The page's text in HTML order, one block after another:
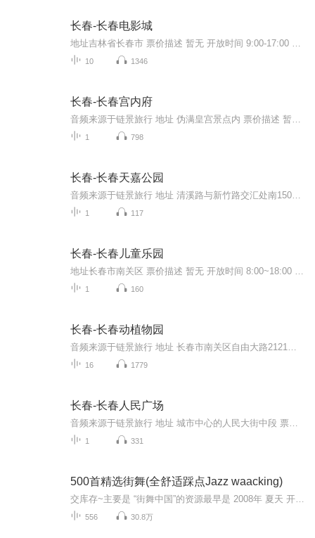
长春-长春电影城
10 1346
长春-长春宫内府
1 798
长春-长春天嘉公园
1 117
长春-长春儿童乐园
1 160
长春-长春动植物园
16 1779
长春-长春人民广场
1 331
500首精选街舞(全舒适踩点Jazz waacking)
556 30.8万